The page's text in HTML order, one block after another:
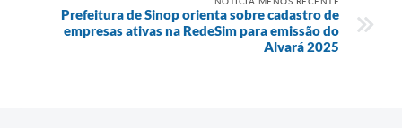
Prefeitura de Sinop orienta sobre cadastro de
empresas ativas na RedeSim para emissão do
Alvará 2025